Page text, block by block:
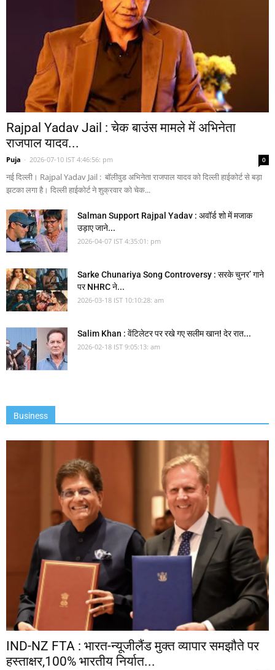
Rajpal Yadav Jail : चेक बाउंस मामले में अभिनेता
राजपाल यादव...
Puja - 2026-07-10 IST 4:46:56: pm 0
नई दिल्ली। Rajpal Yadav Jail : बॉलीवुड अभिनेता राजपाल यादव को दिल्ली हाईकोर्ट से बड़ा
झटका लगा है। दिल्ली हाईकोर्ट ने शुक्रवार को चेक...
Salman Support Rajpal Yadav : अवॉर्ड शो में मजाक
उड़ाए जाने...
2026-04-07 IST 4:35:01: pm
Sarke Chunariya Song Controversy : सरके चुनर’ गाने
पर NHRC ने...
2026-03-18 IST 10:10:28: am
Salim Khan : वेंटिलेटर पर रखे गए सलीम खान! देर रात...
2026-02-18 IST 9:05:13: am
Business
IND-NZ FTA : भारत-न्यूजीलैंड मुक्त व्यापार समझौते पर
हस्ताक्षर,100% भारतीय निर्यात...